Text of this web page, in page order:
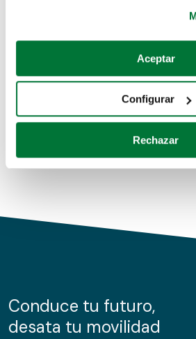
Si lo permite, también quisiéramos:
Recopilar información sobre su
Identificar su dispositivo
para buscar características
Obtenga más información sobre
de cookies.
información sobre el uso que haga
nuestros partners de redes sociales,
Aceptar
Configurar
Rechazar
Coches de segunda mano
Coches de km0
Conduce tu futuro,
desata tu movilidad